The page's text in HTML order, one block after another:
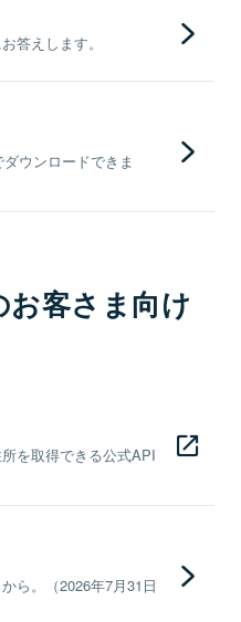
答えします。
ウンロードできま
お客さま向け
を取得できる公式API
ら。（2026年7月31日